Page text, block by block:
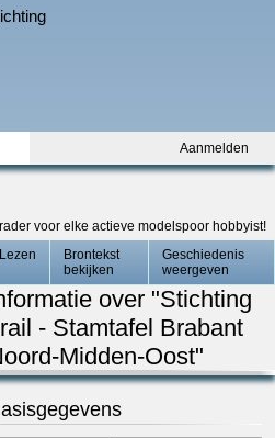
Aanmelden
voor elke actieve modelspoor hobbyist!
Lezen
Brontekst
bekijken
Geschiedenis
weergeven
over "Stichting
- Stamtafel Brabant
Midden-Oost"